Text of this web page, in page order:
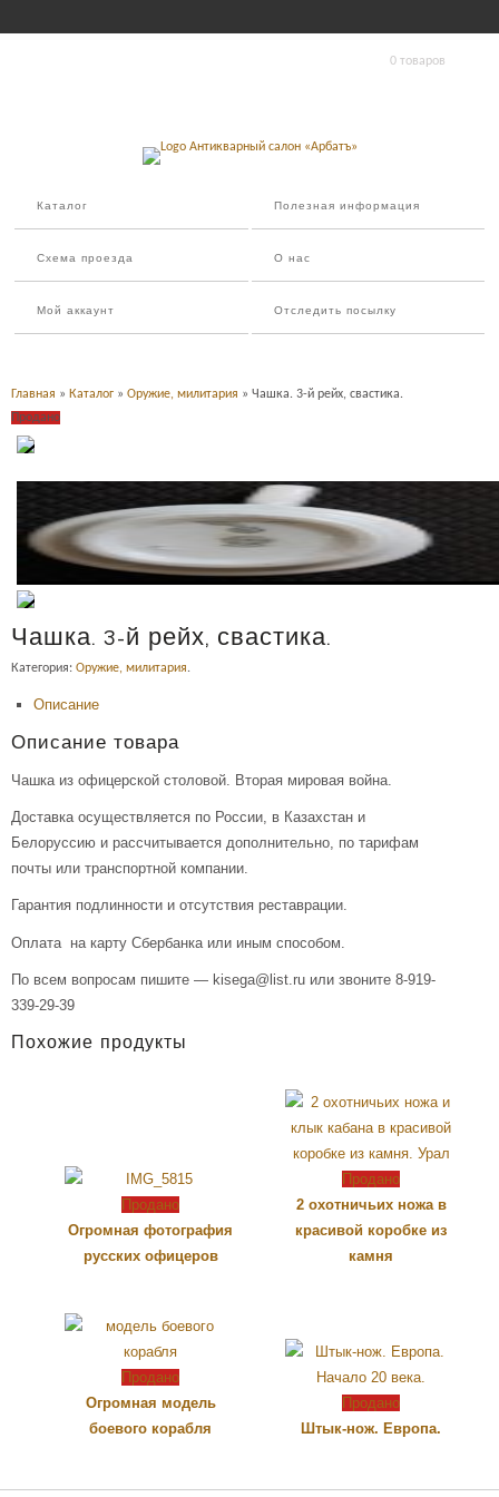
0 товаров
Каталог Полезная информация
Схема проезда О нас
Мой аккаунт Отследить посылку
Главная » Каталог » Оружие, милитария » Чашка. 3-й рейх, свастика.
Продано
Чашка. 3-й рейх, свастика.
Категория: Оружие, милитария.
Описание
Описание товара
Чашка из офицерской столовой. Вторая мировая война.
Доставка осуществляется по России, в Казахстан и
Белоруссию и рассчитывается дополнительно, по тарифам
почты или транспортной компании.
Гарантия подлинности и отсутствия реставрации.
Оплата на карту Сбербанка или иным способом.
По всем вопросам пишите — kisega@list.ru или звоните 8-919-
339-29-39
Похожие продукты
Продано
Огромная фотография
русских офицеров
Продано
2 охотничьих ножа в
красивой коробке из
камня
Продано
Огромная модель
боевого корабля
Продано
Штык-нож. Европа.